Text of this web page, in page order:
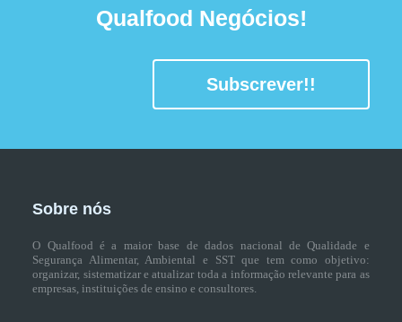
Qualfood Negócios!
Subscrever!!
Sobre nós
O Qualfood é a maior base de dados nacional de Qualidade e
Segurança Alimentar, Ambiental e SST que tem como objetivo:
organizar, sistematizar e atualizar toda a informação relevante para as
empresas, instituições de ensino e consultores.